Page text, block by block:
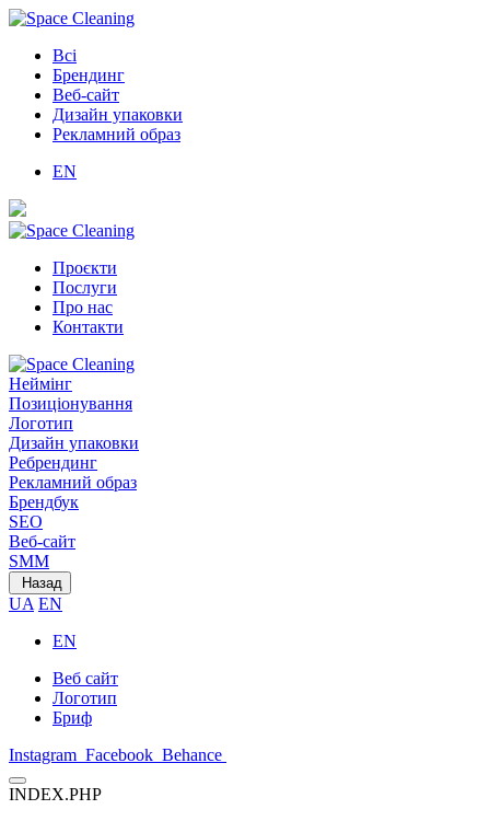
Всі
Брендинг
Веб-сайт
Дизайн упаковки
Рекламний образ
EN
Проєкти
Послуги
Про нас
Контакти
Неймінг
Позиціонування
Логотип
Дизайн упаковки
Ребрендинг
Рекламний образ
Брендбук
SEO
Веб-сайт
SMM
Назад
UA EN
EN
Веб сайт
Логотип
Бриф
Instagram Facebook Behance
INDEX.PHP